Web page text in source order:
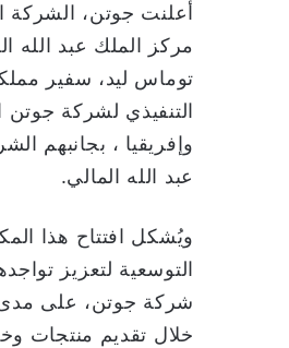
أعلنت جوتن، الشركة
مركز الملك عبد الله
توماس ليد، سفير
التنفيذي لشركة
وإفريقيا ، بجانبهم
عبد الله المالي.
ويُشكل افتتاح هذا
التوسعية لتعزيز
شركة جوتن، على مدى
خلال تقديم منتجات